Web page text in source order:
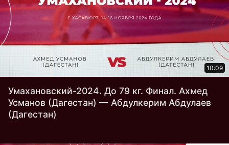
10:09
Умахановский-2024. До 79 кг. Финал. Ахмед
Усманов (Дагестан) — Абдулкерим Абдулаев
(Дагестан)